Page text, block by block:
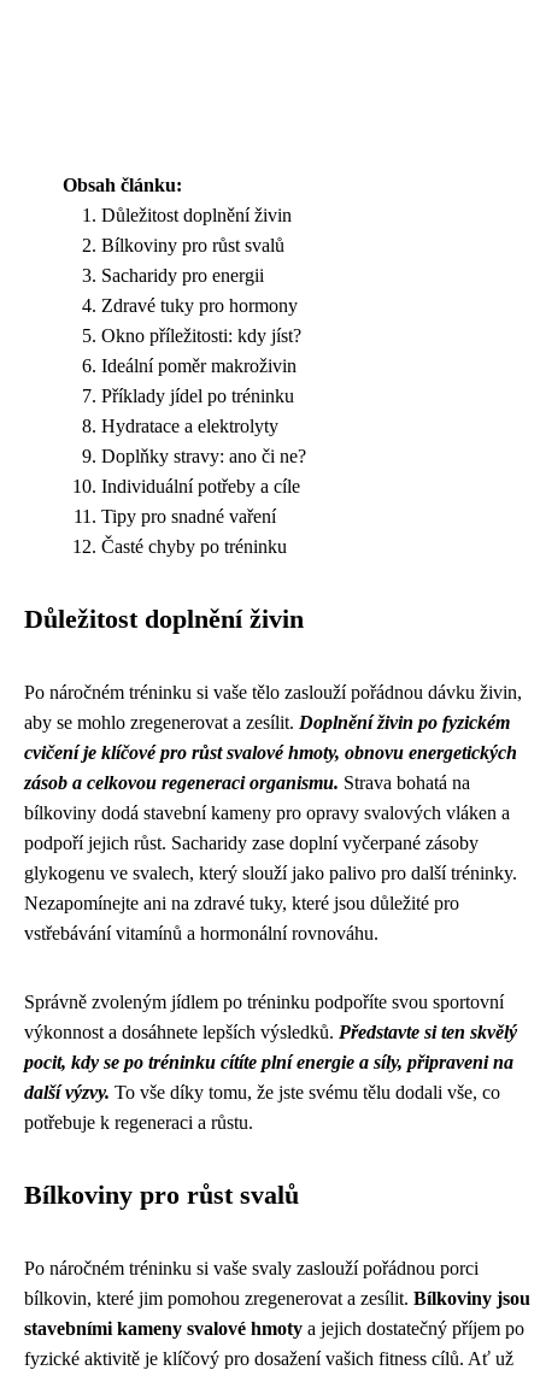
Obsah článku:
Důležitost doplnění živin
Bílkoviny pro růst svalů
Sacharidy pro energii
Zdravé tuky pro hormony
Okno příležitosti: kdy jíst?
Ideální poměr makroživin
Příklady jídel po tréninku
Hydratace a elektrolyty
Doplňky stravy: ano či ne?
Individuální potřeby a cíle
Tipy pro snadné vaření
Časté chyby po tréninku
Důležitost doplnění živin
Po náročném tréninku si vaše tělo zaslouží pořádnou dávku živin,
aby se mohlo zregenerovat a zesílit. Doplnění živin po fyzickém
cvičení je klíčové pro růst svalové hmoty, obnovu energetických
zásob a celkovou regeneraci organismu. Strava bohatá na
bílkoviny dodá stavební kameny pro opravy svalových vláken a
podpoří jejich růst. Sacharidy zase doplní vyčerpané zásoby
glykogenu ve svalech, který slouží jako palivo pro další tréninky.
Nezapomínejte ani na zdravé tuky, které jsou důležité pro
vstřebávání vitamínů a hormonální rovnováhu.
Správně zvoleným jídlem po tréninku podpoříte svou sportovní
výkonnost a dosáhnete lepších výsledků. Představte si ten skvělý
pocit, kdy se po tréninku cítíte plní energie a síly, připraveni na
další výzvy. To vše díky tomu, že jste svému tělu dodali vše, co
potřebuje k regeneraci a růstu.
Bílkoviny pro růst svalů
Po náročném tréninku si vaše svaly zaslouží pořádnou porci
bílkovin, které jim pomohou zregenerovat a zesílit. Bílkoviny jsou
stavebními kameny svalové hmoty a jejich dostatečný příjem po
fyzické aktivitě je klíčový pro dosažení vašich fitness cílů. Ať už